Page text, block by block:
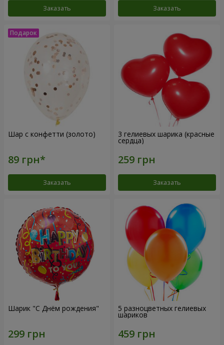
Заказать Заказать
Шар с конфетти (золото)
Заказать
3 гелиевых шарика (красные
сердца)
Заказать
Шарик "С Днём рождения" 5 разноцветных гелиевых
шариков